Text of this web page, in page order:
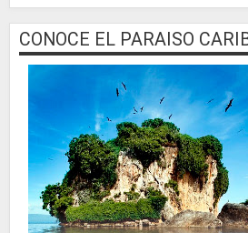
CONOCE EL PARAISO